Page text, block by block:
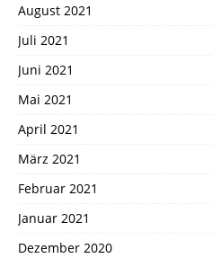
August 2021
Juli 2021
Juni 2021
Mai 2021
April 2021
März 2021
Februar 2021
Januar 2021
Dezember 2020